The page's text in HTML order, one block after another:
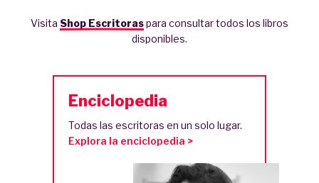
Visita Shop Escritoraspara consultar todos los libros
disponibles.
Enciclopedia
Todas las escritoras en un solo lugar.
Explora la enciclopedia >